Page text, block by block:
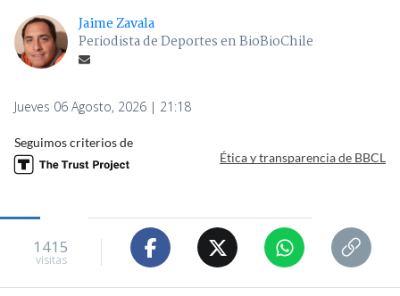
Jaime Zavala
Periodista de Deportes en BioBioChile
Jueves 06 Agosto, 2026 | 21:18
Seguimos criterios de
Ética y transparencia de BBCL
1415
visitas